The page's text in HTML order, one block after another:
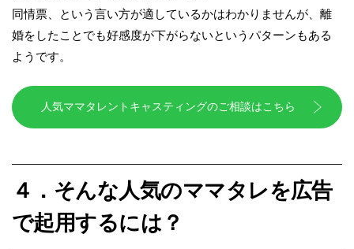
同情票、という言い方が適しているかはわかりませんが、離
婚をしたことでも好感度が下がらないというパターンもある
ようです。
人気ママタレントキャスティングのご相談はこちら
４．そんな人気のママタレを広告
で起用するには？